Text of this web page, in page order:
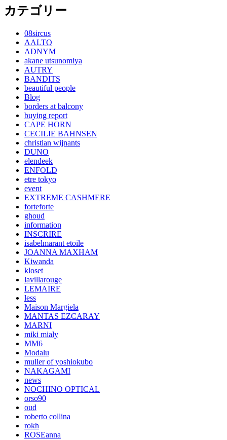
カテゴリー
08sircus
AALTO
ADNYM
akane utsunomiya
AUTRY
BANDITS
beautiful people
Blog
borders at balcony
buying report
CAPE HORN
CECILIE BAHNSEN
christian wijnants
DUNO
elendeek
ENFOLD
etre tokyo
event
EXTREME CASHMERE
forteforte
ghoud
information
INSCRIRE
isabelmarant etoile
JOANNA MAXHAM
Kiwanda
kloset
lavillarouge
LEMAIRE
less
Maison Margiela
MANTAS EZCARAY
MARNI
miki mialy
MM6
Modalu
muller of yoshiokubo
NAKAGAMI
news
NOCHINO OPTICAL
orso90
oud
roberto collina
rokh
ROSEanna